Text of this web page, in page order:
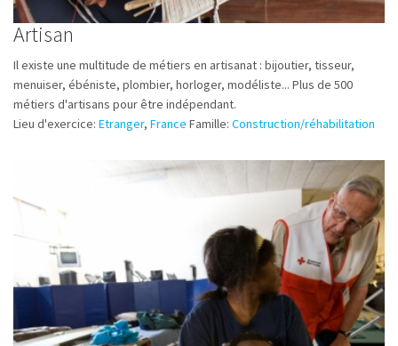
Artisan
Il existe une multitude de métiers en artisanat : bijoutier, tisseur,
menuiser, ébéniste, plombier, horloger, modéliste... Plus de 500
métiers d'artisans pour être indépendant.
Lieu d'exercice: Etranger, France Famille: Construction/réhabilitation